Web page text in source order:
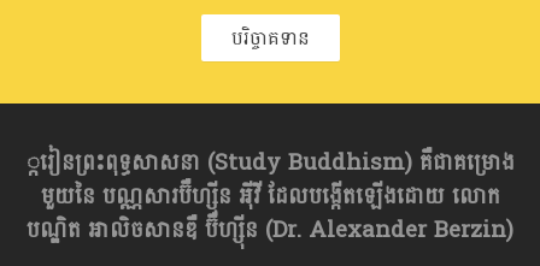
បរិច្ចាគទាន
្ករៀនព្រះពុទ្ធសាសនា​ (Study Buddhism) គឺជាគម្រោង
មួយនៃ បណ្ណសារប៊ឺហ្សុីន អុីវី ដែលបង្កើតឡើងដោយ លោក
បណ្ឌិត អាលិចសានឌឺ ប៊ឺហ្សុីន (Dr. Alexander Berzin)